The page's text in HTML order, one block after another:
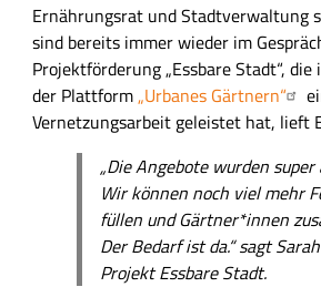
Ernährungsrat und Stadtverwaltung
sind bereits immer wieder im
Projektförderung „Essbare Stadt“,
der Plattform„Urbanes Gärtnern“
Vernetzungsarbeit geleistet hat, lieft
„Die Angebote wurden
Wir können noch viel mehr
füllen und Gärtner*innen
Der Bedarf ist da.“ sagt
Projekt Essbare Stadt.